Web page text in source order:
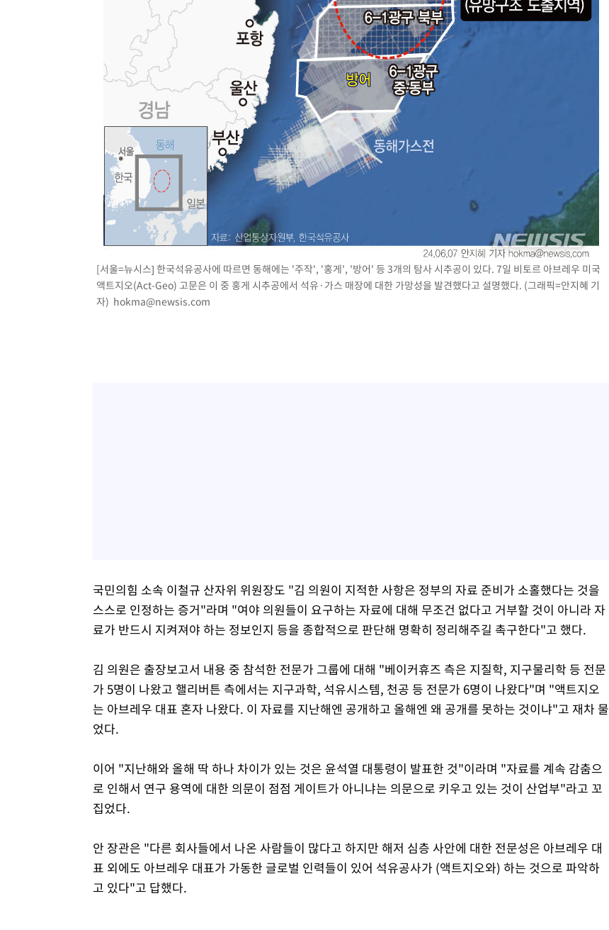
[서울=뉴시스] 한국석유공사에 따르면 동해에는 '주작', '홍게', '방어' 등 3개의 탐사 시추공이 있다. 7일 비토르 아브레우 미국
액트지오(Act-Geo) 고문은 이 중 홍게 시추공에서 석유·가스 매장에 대한 가망성을 발견했다고 설명했다. (그래픽=안지혜 기
자) hokma@newsis.com
국민의힘 소속 이철규 산자위 위원장도 "김 의원이 지적한 사항은 정부의 자료 준비가 소홀했다는 것을
스스로 인정하는 증거"라며 "여야 의원들이 요구하는 자료에 대해 무조건 없다고 거부할 것이 아니라 자
료가 반드시 지켜져야 하는 정보인지 등을 종합적으로 판단해 명확히 정리해주길 촉구한다"고 했다.
김 의원은 출장보고서 내용 중 참석한 전문가 그룹에 대해 "베이커휴즈 측은 지질학, 지구물리학 등 전문
가 5명이 나왔고 핼리버튼 측에서는 지구과학, 석유시스템, 천공 등 전문가 6명이 나왔다"며 "액트지오
는 아브레우 대표 혼자 나왔다. 이 자료를 지난해엔 공개하고 올해엔 왜 공개를 못하는 것이냐"고 재차 물
었다.
이어 "지난해와 올해 딱 하나 차이가 있는 것은 윤석열 대통령이 발표한 것"이라며 "자료를 계속 감춤으
로 인해서 연구 용역에 대한 의문이 점점 게이트가 아니냐는 의문으로 키우고 있는 것이 산업부"라고 꼬
집었다.
안 장관은 "다른 회사들에서 나온 사람들이 많다고 하지만 해저 심층 사안에 대한 전문성은 아브레우 대
표 외에도 아브레우 대표가 가동한 글로벌 인력들이 있어 석유공사가 (액트지오와) 하는 것으로 파악하
고 있다"고 답했다.